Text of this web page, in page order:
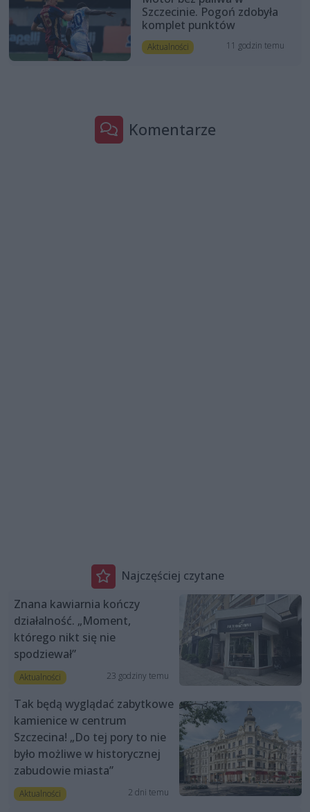
Szczecinie. Pogoń zdobyła
komplet punktów
Aktualności 11 godzin temu
Komentarze
Najczęściej czytane
Znana kawiarnia kończy
działalność. „Moment,
którego nikt się nie
spodziewał”
Aktualności 23 godziny temu
Tak będą wyglądać zabytkowe
kamienice w centrum
Szczecina! „Do tej pory to nie
było możliwe w historycznej
zabudowie miasta”
Aktualności 2 dni temu